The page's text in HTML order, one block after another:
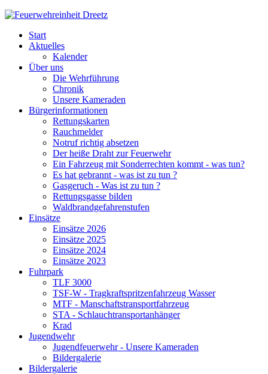
Start
Aktuelles
Kalender
Über uns
Die Wehrführung
Chronik
Unsere Kameraden
Bürgerinformationen
Rettungskarten
Rauchmelder
Notruf richtig absetzen
Der heiße Draht zur Feuerwehr
Ein Fahrzeug mit Sonderrechten kommt - was tun?
Es hat gebrannt - was ist zu tun ?
Gasgeruch - Was ist zu tun ?
Rettungsgasse bilden
Waldbrandgefahrenstufen
Einsätze
Einsätze 2026
Einsätze 2025
Einsätze 2024
Einsätze 2023
Fuhrpark
TLF 3000
TSF-W - Tragkraftspritzenfahrzeug Wasser
MTF - Manschaftstransportfahrzeug
STA - Schlauchtransportanhänger
Krad
Jugendwehr
Jugendfeuerwehr - Unsere Kameraden
Bildergalerie
Bildergalerie